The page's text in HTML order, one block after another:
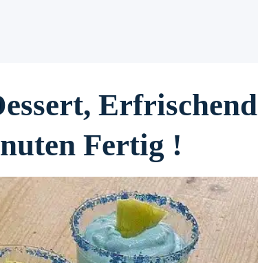
Erfrischend
Fertig !